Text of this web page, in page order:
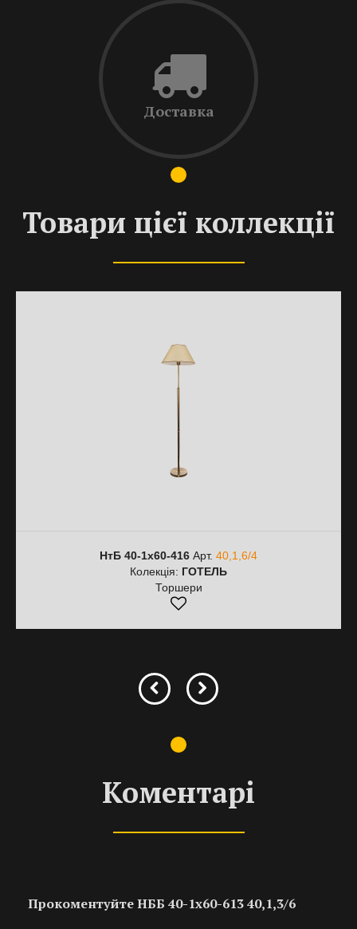
Доставка
Товари цієї коллекції
НтБ 40-1х60-416 Арт. 40,1,6/4
Колекція: ГОТЕЛЬ
Торшери
Коментарі
Прокоментуйте НББ 40-1х60-613 40,1,3/6